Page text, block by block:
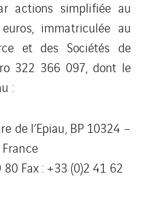
actions simplifiée au
immatriculée au
et des Sociétés de
322 366 097, dont le
:
de l’Epiau, BP 10324 –
Fax : +33 (0)2 41 62